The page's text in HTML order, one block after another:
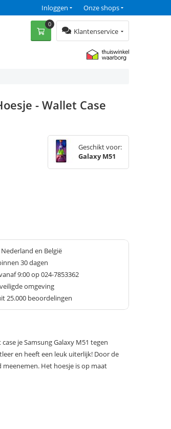
Onze shops
Inloggen
Klantenservice
0
- Wallet Case
Geschikt voor:
Galaxy M51
en België
30 dagen
9:00 op 024-7853362
omgeving
25.000 beoordelingen
je Samsung Galaxy M51 tegen
en heeft een leuk uiterlijk! Door de
Het hoesje is op maat